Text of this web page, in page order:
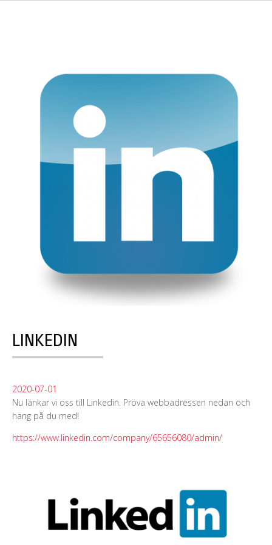
LINKEDIN
2020-07-01
Nu länkar vi oss till Linkedin. Pröva webbadressen nedan och
häng på du med!
https://www.linkedin.com/company/65656080/admin/